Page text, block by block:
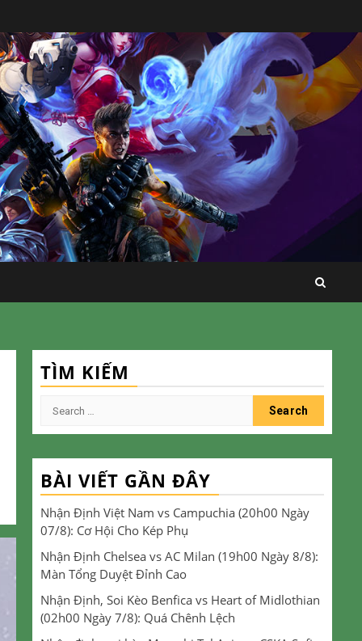
TÌM KIẾM
Search
BÀI VIẾT GẦN ĐÂY
Nhận Định Việt Nam vs Campuchia (20h00 Ngày
07/8): Cơ Hội Cho Kép Phụ
Nhận Định Chelsea vs AC Milan (19h00 Ngày 8/8):
Màn Tổng Duyệt Đỉnh Cao
Nhận Định, Soi Kèo Benfica vs Heart of Midlothian
(02h00 Ngày 7/8): Quá Chênh Lệch